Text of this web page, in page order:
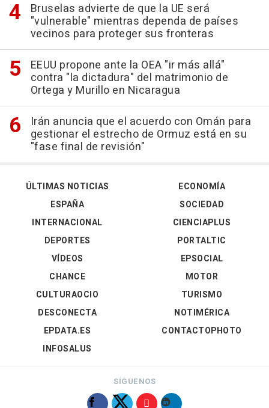
Bruselas advierte de que la UE será
"vulnerable" mientras dependa de países
vecinos para proteger sus fronteras
EEUU propone ante la OEA "ir más allá"
contra "la dictadura" del matrimonio de
Ortega y Murillo en Nicaragua
Irán anuncia que el acuerdo con Omán para
gestionar el estrecho de Ormuz está en su
"fase final de revisión"
ÚLTIMAS NOTICIAS
ESPAÑA
INTERNACIONAL
DEPORTES
VÍDEOS
ECONOMÍA
SOCIEDAD
CIENCIAPLUS
PORTALTIC
EPSOCIAL
CHANCE
CULTURAOCIO
DESCONECTA
EPDATA.ES
INFOSALUS
MOTOR
TURISMO
NOTIMÉRICA
CONTACTOPHOTO
SÍGUENOS